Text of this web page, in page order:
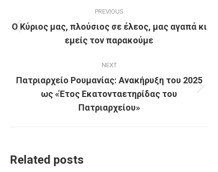
navigation
PREVIOUS
Previous
post:
Ο Κύριος μας, πλούσιος σε έλεος, μας αγαπά κι
εμείς τον παρακούμε
NEXT
Next
post:
Πατριαρχείο Ρουμανίας: Ανακήρυξη του 2025
ως «Έτος Εκατονταετηρίδας του
Πατριαρχείου»
Related posts